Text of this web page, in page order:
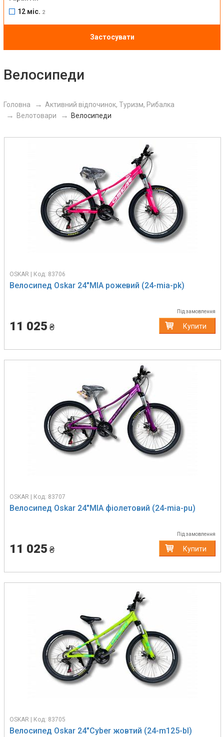
Велосипеди
Головна
Активний відпочинок, Туризм, Рибалка
Велотовари
Велосипеди
OSKAR | Код: 83706
Велосипед Oskar 24"MIA рожевий (24-mia-pk)
Під замовлення
11 025 ₴ Купити
OSKAR | Код: 83707
Велосипед Oskar 24"MIA фіолетовий (24-mia-pu)
Під замовлення
11 025 ₴ Купити
OSKAR | Код: 83705
Велосипед Oskar 24"Cyber жовтий (24-m125-bl)
12 міс. 2
Застосувати